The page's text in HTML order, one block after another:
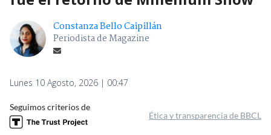
Constanza Bello Caipillán
Periodista de Magazine
Lunes 10 Agosto, 2026 | 00:47
Seguimos criterios de
Ética y transparencia de BBCL